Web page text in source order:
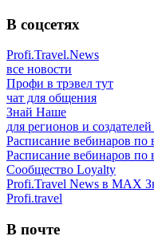
В соцсетях
Profi.Travel.News
все новости
Профи в трэвел тут
чат для общения
Знай Наше
для регионов и
Расписание вебинаров по
Расписание вебинаров по
Сообщество Loyalty
Profi.Travel News в MAX
Profi.travel
В почте